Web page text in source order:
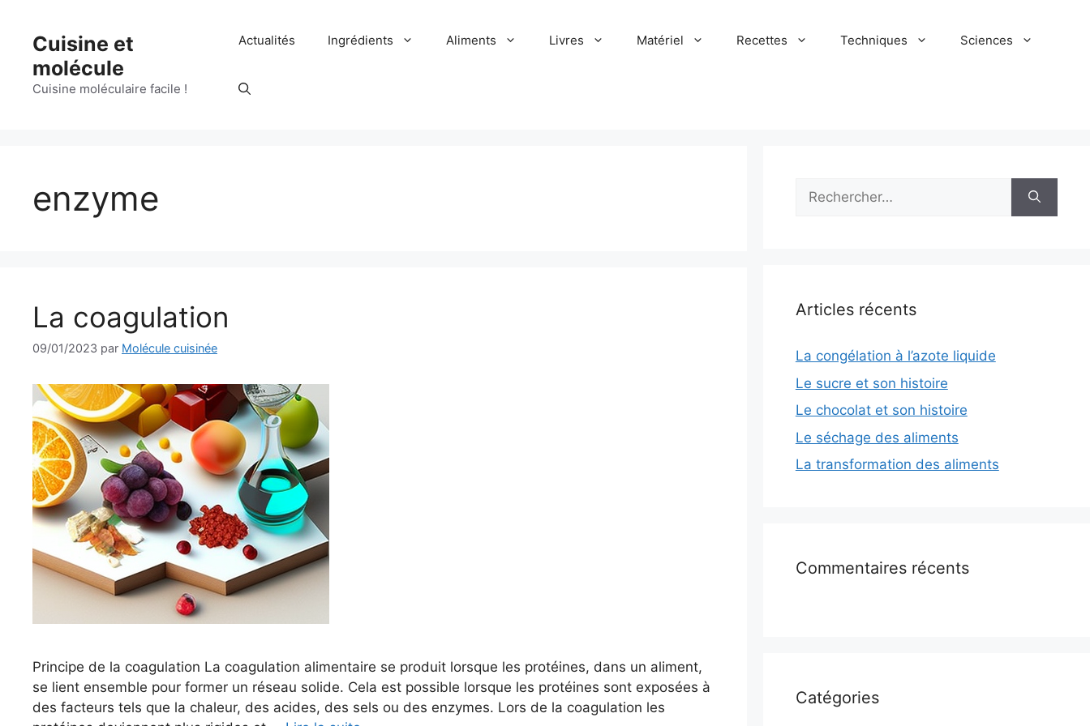
contenuCuisine et
molécule
Cuisine moléculaire facile !
Actualités Ingrédients Aliments Livres Matériel Recettes Techniques Sciences
enzyme
La coagulation
09/01/2023 par Molécule cuisinée
Principe de la coagulation La coagulation alimentaire se produit lorsque les protéines, dans un aliment,
se lient ensemble pour former un réseau solide. Cela est possible lorsque les protéines sont exposées à
des facteurs tels que la chaleur, des acides, des sels ou des enzymes. Lors de la coagulation les
Rechercher :
Articles récents
La congélation à l’azote liquide
Le sucre et son histoire
Le chocolat et son histoire
Le séchage des aliments
La transformation des aliments
Commentaires récents
Catégories